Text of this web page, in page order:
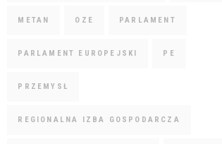
METAN OZE PARLAMENT
PARLAMENT EUROPEJSKI PE
PRZEMYSŁ
REGIONALNA IZBA GOSPODARCZA